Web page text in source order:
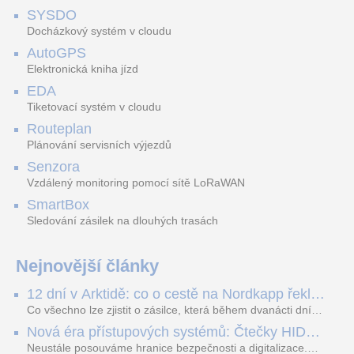
MF-Y3, modrý
bezkontaktní modrý
přívěšek MIFARE Hikvision;
SBI EKV
okruhu EKV
obsahuje elektretový mi
audio+alarm porty, mikr
SYSDO
Docházkový systém v cloudu
AutoGPS
Elektronická kniha jízd
EDA
Tiketovací systém v cloudu
Routeplan
Plánování servisních výjezdů
Senzora
Vzdálený monitoring pomocí sítě LoRaWAN
SmartBox
Sledování zásilek na dlouhých trasách
Nejnovější články
12 dní v Arktidě: co o cestě na Nordkapp řekla
data ze SMARTBOX 2 MAX
Co všechno lze zjistit o zásilce, která během dvanácti dní
projede Arktidou? SMARTBOX 2 MAX jsme vzali na trasu z
Tromsø přes Lofoty, Kirunu a finské Laponsko až na
Nordkapp. Bez jediného dobití, v mrazu až −13 °C a mimo
Nová éra přístupových systémů: Čtečky HID
Signo
Neustále posouváme hranice bezpečnosti a digitalizace.